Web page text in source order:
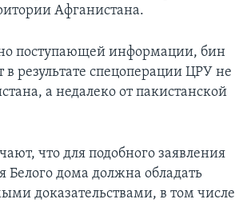
Афганистана.
поступающей информации, бин
результате спецоперации ЦРУ не
а недалеко от пакистанской
что для подобного заявления
Белого дома должна обладать
доказательствами, в том числе